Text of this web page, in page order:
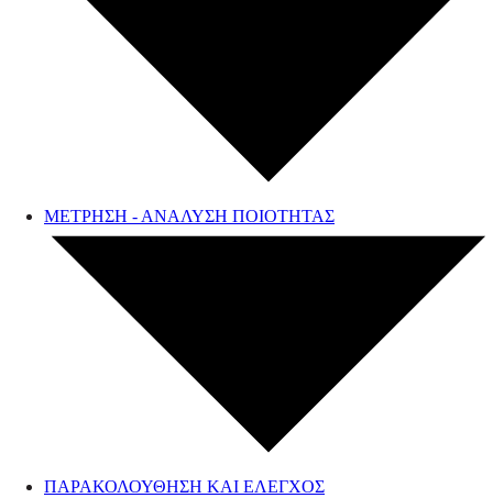
ΜΕΤΡΗΣΗ - ΑΝΑΛΥΣΗ ΠΟΙΟΤΗΤΑΣ
ΠΑΡΑΚΟΛΟΥΘΗΣΗ ΚΑΙ ΕΛΕΓΧΟΣ